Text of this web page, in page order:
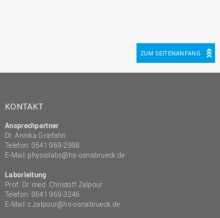
ZUM SEITENANFANG
KONTAKT
Ansprechpartner
Dr. Annika Griefahn
Telefon: 0541 969-2998
E-Mail: physiolabs@hs-osnabrueck.de
Laborleitung
Prof. Dr. med. Christoff Zalpour
Telefon: 0541 969-3246
E-Mail:c.zalpour@hs-osnabrueck.de